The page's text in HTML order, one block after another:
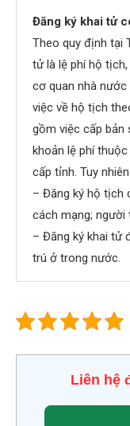
Đăng ký khai tử
Theo quy định tại
tử là lệ phí hộ
cơ quan nhà
việc về hộ tịch
gồm việc cấp bản
khoản lệ phí
cấp tỉnh. Tuy
– Đăng ký hộ tịch
cách mạng; người
– Đăng ký khai tử
trú ở trong nước.
Liên hệ